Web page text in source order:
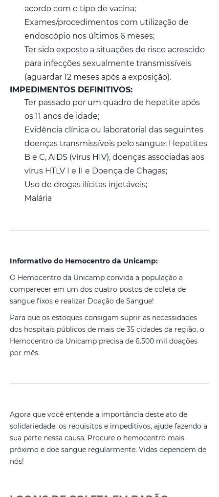
acordo com o tipo de vacina;
Exames/procedimentos com utilização de
endoscópio nos últimos 6 meses;
Ter sido exposto a situações de risco acrescido
para infecções sexualmente transmissíveis
(aguardar 12 meses após a exposição).
IMPEDIMENTOS DEFINITIVOS:
Ter passado por um quadro de hepatite após
os 11 anos de idade;
Evidência clínica ou laboratorial das seguintes
doenças transmissíveis pelo sangue: Hepatites
B e C, AIDS (vírus HIV), doenças associadas aos
vírus HTLV I e II e Doença de Chagas;
Uso de drogas ilícitas injetáveis;
Malária
Informativo do Hemocentro da Unicamp:
O Hemocentro da Unicamp convida a população a
comparecer em um dos quatro postos de coleta de
sangue fixos e realizar Doação de Sangue!
Para que os estoques consigam suprir as necessidades
dos hospitais públicos de mais de 35 cidades da região, o
Hemocentro da Unicamp precisa de 6.500 mil doações
por mês.
Agora que você entende a importância deste ato de
solidariedade, os requisitos e impeditivos, ajude fazendo a
sua parte nessa causa. Procure o hemocentro mais
próximo e doe sangue regularmente. Vidas dependem de
nós!